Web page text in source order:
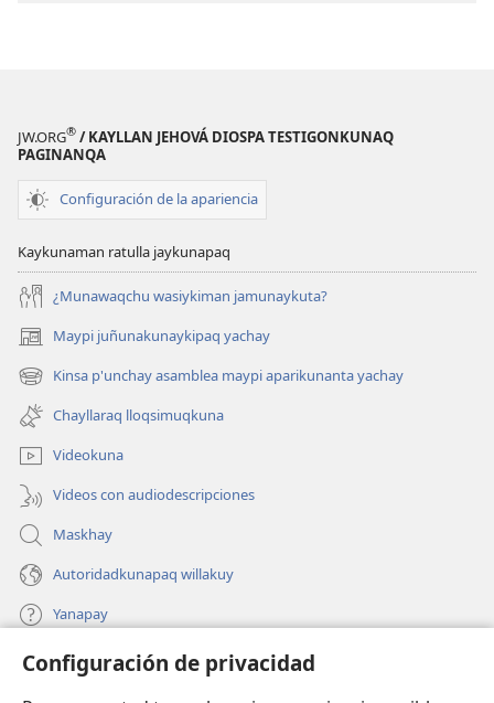
Configuración de privacidad
JW.ORG® / KAYLLAN JEHOVÁ DIOSPA TESTIGONKUNAQ
PAGINANQA
Configuración de la apariencia
Kaykunaman ratulla jaykunapaq
¿Munawaqchu wasiykiman jamunaykuta?
Maypi juñunakunaykipaq yachay
(abre
una
nueva
ventana)
Kinsa p'unchay asamblea maypi aparikunanta yachay
(abre
una
nueva
ventana)
Chayllaraq lloqsimuqkuna
Videokuna
Videos con audiodescripciones
Maskhay
Autoridadkunapaq willakuy
Yanapay
Donacionta churanapaq